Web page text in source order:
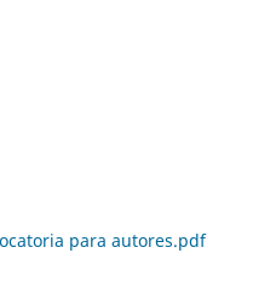
para autores.pdf